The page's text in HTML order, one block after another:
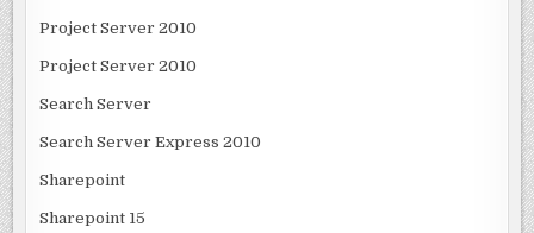
Project Server 2010
Project Server 2010
Search Server
Search Server Express 2010
Sharepoint
Sharepoint 15